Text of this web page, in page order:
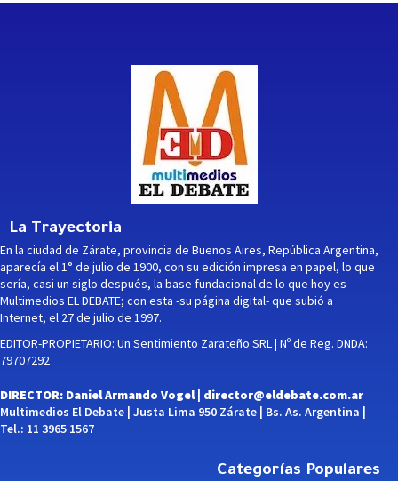
La Trayectoria
En la ciudad de Zárate, provincia de Buenos Aires, República Argentina,
aparecía el 1° de julio de 1900, con su edición impresa en papel, lo que
sería, casi un siglo después, la base fundacional de lo que hoy es
Multimedios EL DEBATE; con esta -su página digital- que subió a
Internet, el 27 de julio de 1997.
EDITOR-PROPIETARIO: Un Sentimiento Zarateño SRL | Nº de Reg. DNDA:
79707292
DIRECTOR: Daniel Armando Vogel | director@eldebate.com.ar
Multimedios El Debate | Justa Lima 950 Zárate | Bs. As. Argentina |
Tel.: 11 3965 1567
Categorías Populares